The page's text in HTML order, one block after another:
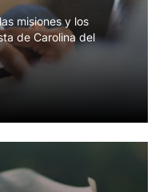
misiones y los
de Carolina del